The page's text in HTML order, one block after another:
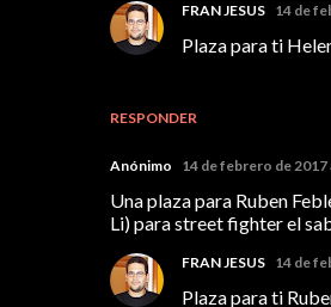
RESPONDER
FRAN JESUS 14 de
Plaza para ti
Anónimo 14 de febrero de 2017
Una plaza para Ruben
Li) para street fighter el
FRAN JESUS 14 de
Plaza para ti